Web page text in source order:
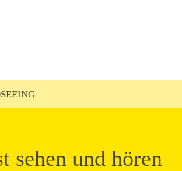
sehen und hören